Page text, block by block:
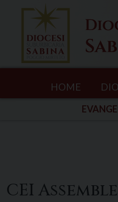
HOME
CEI